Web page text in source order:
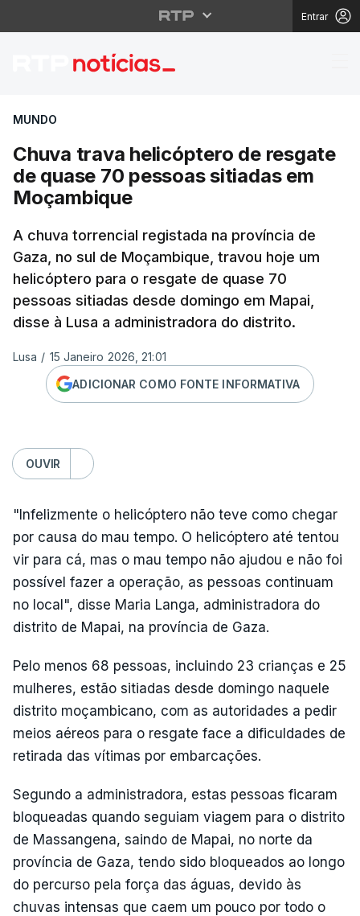
Entrar
Chuva trava
MUNDO
Chuva trava helicóptero de resgate
de quase 70 pessoas sitiadas em
Moçambique
A chuva torrencial registada na província de
Gaza, no sul de Moçambique, travou hoje um
helicóptero para o resgate de quase 70
pessoas sitiadas desde domingo em Mapai,
disse à Lusa a administradora do distrito.
Lusa / 15 Janeiro 2026, 21:01
ADICIONAR COMO FONTE INFORMATIVA
OUVIR
"Infelizmente o helicóptero não teve como chegar
por causa do mau tempo. O helicóptero até tentou
vir para cá, mas o mau tempo não ajudou e não foi
possível fazer a operação, as pessoas continuam
no local", disse Maria Langa, administradora do
distrito de Mapai, na província de Gaza.
Pelo menos 68 pessoas, incluindo 23 crianças e 25
mulheres, estão sitiadas desde domingo naquele
distrito moçambicano, com as autoridades a pedir
meios aéreos para o resgate face a dificuldades de
retirada das vítimas por embarcações.
Segundo a administradora, estas pessoas ficaram
bloqueadas quando seguiam viagem para o distrito
de Massangena, saindo de Mapai, no norte da
província de Gaza, tendo sido bloqueados ao longo
do percurso pela força das águas, devido às
chuvas intensas que caem um pouco por todo o